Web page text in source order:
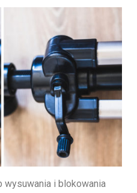
i blokowania